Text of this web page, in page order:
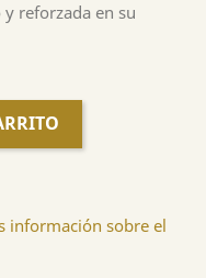
reforzada en su
información sobre el